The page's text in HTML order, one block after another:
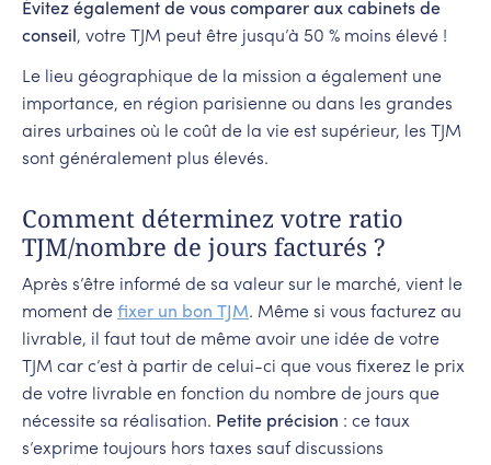
Évitez également de vous comparer aux cabinets de
conseil , votre TJM peut être jusqu’à 50 % moins élevé !
Le lieu géographique de la mission a également une
importance, en région parisienne ou dans les grandes
aires urbaines où le coût de la vie est supérieur, les TJM
sont généralement plus élevés.
Comment déterminez votre ratio
TJM/nombre de jours facturés ?
Après s’être informé de sa valeur sur le marché, vient le
moment de fixer un bon TJM. Même si vous facturez au
livrable, il faut tout de même avoir une idée de votre
TJM car c’est à partir de celui-ci que vous fixerez le prix
de votre livrable en fonction du nombre de jours que
nécessite sa réalisation. Petite précision : ce taux
s’exprime toujours hors taxes sauf discussions